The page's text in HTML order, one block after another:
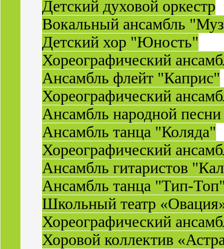
Детский духовой оркестр
Вокальный ансамбль
Детский хор "Юность"
Хореографический
Ансамбль флейт "Каприс"
Хореографический
Ансамбль народной
Ансамбль танца "Коляда"
Хореографический
Ансамбль гитаристов
Ансамбль танца "Тип-
Школьный театр
Хореографический
Хоровой коллектив